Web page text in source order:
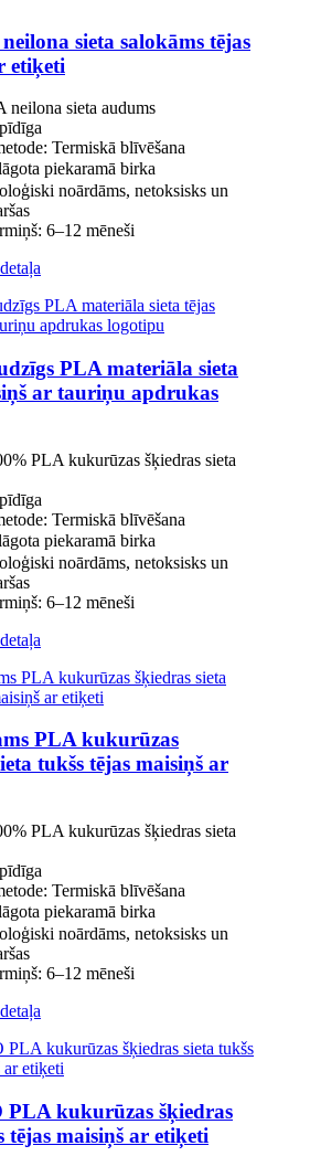
sieta salokāms tējas
etiķeti
neilona sieta audums
Termiskā blīvēšana
piekaramā birka
noārdāms, netoksisks un
6–12 mēneši
detaļa
PLA materiāla sieta
ar tauriņu apdrukas
PLA kukurūzas šķiedras sieta
Termiskā blīvēšana
piekaramā birka
noārdāms, netoksisks un
6–12 mēneši
detaļa
PLA kukurūzas
tukšs tējas maisiņš ar
PLA kukurūzas šķiedras sieta
Termiskā blīvēšana
piekaramā birka
noārdāms, netoksisks un
6–12 mēneši
detaļa
PLA kukurūzas šķiedras
tējas maisiņš ar etiķeti